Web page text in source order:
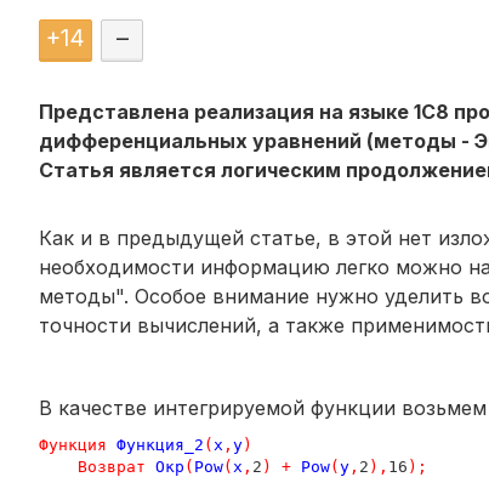
+14 –
Представлена реализация на языке 1С8
дифференциальных уравнений (методы -
Статья является логическим
Как и в предыдущей статье, в этой нет
необходимости информацию легко можно
методы". Особое внимание нужно уделить
точности вычислений, а также
В качестве интегрируемой функции
Функция Функция_2 ( х , у)
Возврат Окр ( Pow( х , 2 ) + Pow(у , 2 ), 16 );